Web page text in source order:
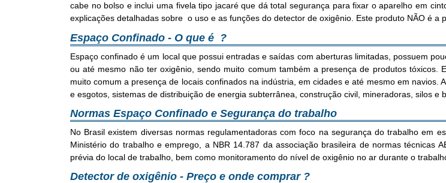
cabe no bolso e inclui uma fivela tipo jacaré que dá total segurança para fixar o aparelho em
explicações detalhadas sobre o uso e as funções do detector de oxigênio. Este produto NÃO é a
Espaço Confinado - O que é ?
Espaço confinado é um local que possui entradas e saídas com aberturas limitadas, possuem
ou até mesmo não ter oxigênio, sendo muito comum também a presença de produtos
muito comum a presença de locais confinados na indústria, em cidades e até mesmo em
e esgotos, sistemas de distribuição de energia subterrânea, construção civil, mineradoras, silos e
Normas Espaço Confinado e Segurança do trabalho
No Brasil existem diversas normas regulamentadoras com foco na segurança do trabalho em
Ministério do trabalho e emprego, a NBR 14.787 da associação brasileira de normas técnicas
prévia do local de trabalho, bem como monitoramento do nível de oxigênio no ar durante o
Detector de oxigênio - Preço e onde comprar ?